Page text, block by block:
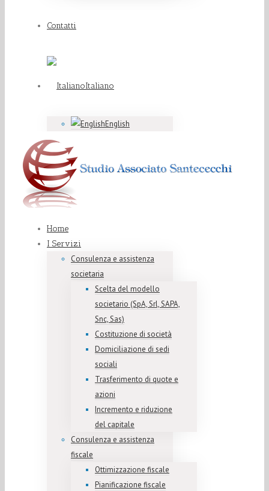
Contatti
Italiano
English
Home
I Servizi
Consulenza e assistenza
societaria
Scelta del modello
societario (SpA, Srl, SAPA,
Snc, Sas)
Costituzione di società
Domiciliazione di sedi
sociali
Trasferimento di quote e
azioni
Incremento e riduzione
del capitale
Consulenza e assistenza
fiscale
Ottimizzazione fiscale
Pianificazione fiscale